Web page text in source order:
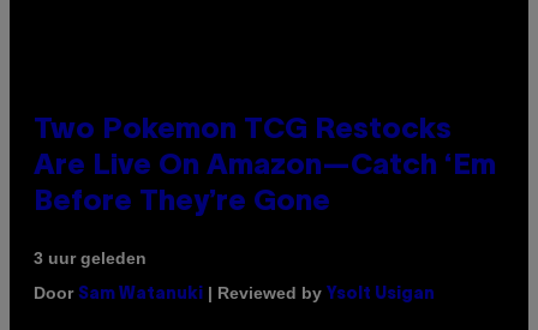
Two Pokemon TCG Restocks
Are Live On Amazon—Catch ‘Em
Before They’re Gone
3 uur geleden
Door Sam Watanuki | Reviewed by Ysolt Usigan